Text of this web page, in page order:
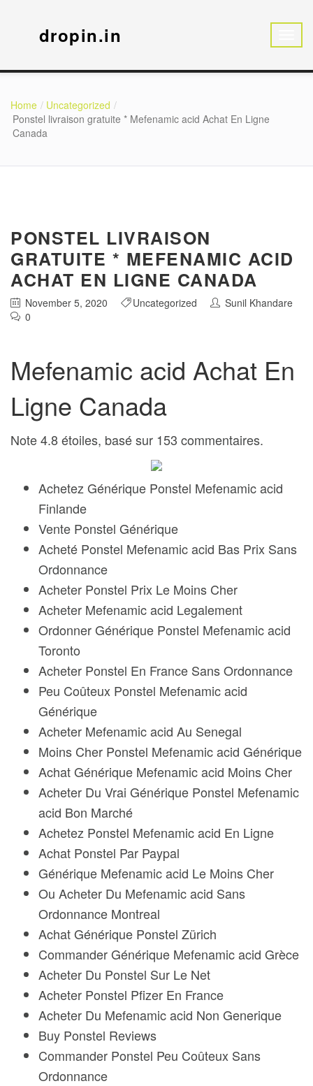
dropin.in
Home
Uncategorized
Ponstel livraison gratuite * Mefenamic acid Achat En Ligne
Canada
PONSTEL LIVRAISON
GRATUITE * MEFENAMIC ACID
ACHAT EN LIGNE CANADA
November 5, 2020 Uncategorized
Sunil Khandare
0
Mefenamic acid Achat En
Ligne Canada
Note4.8étoiles, basé sur 153 commentaires.
Achetez Générique Ponstel Mefenamic acid
Finlande
Vente Ponstel Générique
Acheté Ponstel Mefenamic acid Bas Prix Sans
Ordonnance
Acheter Ponstel Prix Le Moins Cher
Acheter Mefenamic acid Legalement
Ordonner Générique Ponstel Mefenamic acid
Toronto
Acheter Ponstel En France Sans Ordonnance
Peu Coûteux Ponstel Mefenamic acid
Générique
Acheter Mefenamic acid Au Senegal
Moins Cher Ponstel Mefenamic acid Générique
Achat Générique Mefenamic acid Moins Cher
Acheter Du Vrai Générique Ponstel Mefenamic
acid Bon Marché
Achetez Ponstel Mefenamic acid En Ligne
Achat Ponstel Par Paypal
Générique Mefenamic acid Le Moins Cher
Ou Acheter Du Mefenamic acid Sans
Ordonnance Montreal
Achat Générique Ponstel Zürich
Commander Générique Mefenamic acid Grèce
Acheter Du Ponstel Sur Le Net
Acheter Ponstel Pfizer En France
Acheter Du Mefenamic acid Non Generique
Buy Ponstel Reviews
Commander Ponstel Peu Coûteux Sans
Ordonnance